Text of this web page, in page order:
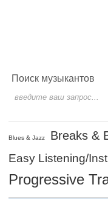
Поиск музыкантов
Blues & Jazz Breaks &
Easy Listening/
Progressive